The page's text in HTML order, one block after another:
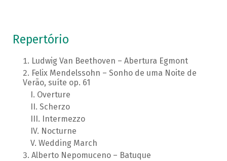
Repertório
Ludwig Van Beethoven – Abertura Egmont
Felix Mendelssohn – Sonho de uma Noite de
Verão, suíte op. 61
Overture
Scherzo
Intermezzo
Nocturne
Wedding March
Alberto Nepomuceno – Batuque